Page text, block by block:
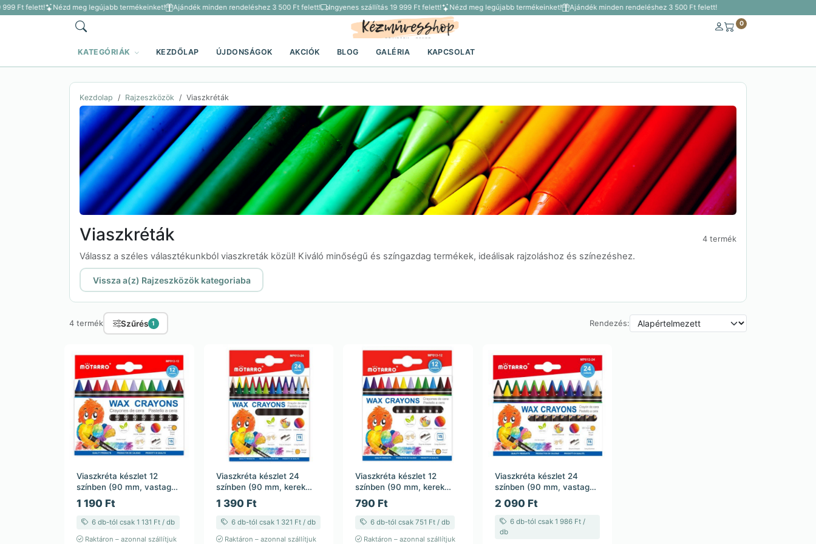
Ft felett! Nézd meg legújabb termékeinket! Ajándék minden rendeléshez 3 500 Ft felett! Ingyenes szállítás 19 999 Ft felett! Nézd meg legújabb termékeinket! Ajándék minden rendeléshez 3 500 Ft felett!
0
KATEGÓRIÁK KEZDŐLAP ÚJDONSÁGOK AKCIÓK BLOG GALÉRIA KAPCSOLAT
Kezdolap Rajzeszközök Viaszkréták
Viaszkréták 4 termék
Válassz a széles választékunkból viaszkreták közül! Kiváló minőségű és színgazdag termékek, ideálisak rajzoláshoz és színezéshez.
Vissza a(z) Rajzeszközök kategoriaba
4 termék Szűrés 1 Rendezés:
Viaszkréta készlet 12
színben (90 mm, vastag
kerek forma)
1 190 Ft
6 db-tól csak 1 131 Ft / db
Raktáron – azonnal szállítjuk
Viaszkréta készlet 24
színben (90 mm, kerek
forma)
1 390 Ft
6 db-tól csak 1 321 Ft / db
Raktáron – azonnal szállítjuk
Viaszkréta készlet 12
színben (90 mm, kerek
forma)
790 Ft
6 db-tól csak 751 Ft / db
Raktáron – azonnal szállítjuk
Viaszkréta készlet 24
színben (90 mm, vastag
kerek forma)
2 090 Ft
6 db-tól csak 1 986 Ft /
db